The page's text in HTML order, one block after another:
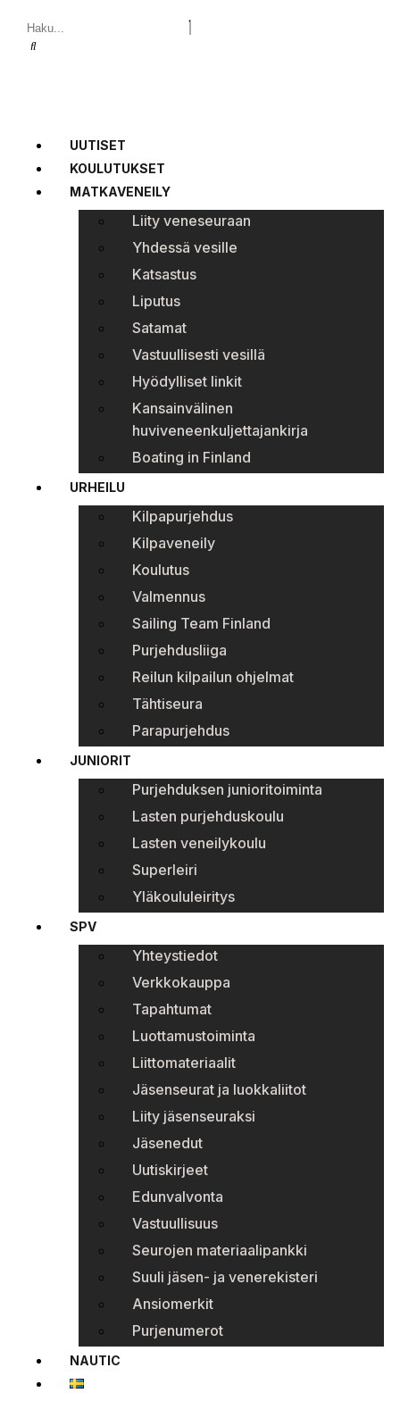
UUTISET
KOULUTUKSET
MATKAVENEILY
Liity veneseuraan
Yhdessä vesille
Katsastus
Liputus
Satamat
Vastuullisesti vesillä
Hyödylliset linkit
Kansainvälinen
huviveneenkuljettajankirja
Boating in Finland
URHEILU
Kilpapurjehdus
Kilpaveneily
Koulutus
Valmennus
Sailing Team Finland
Purjehdusliiga
Reilun kilpailun ohjelmat
Tähtiseura
Parapurjehdus
JUNIORIT
Purjehduksen junioritoiminta
Lasten purjehduskoulu
Lasten veneilykoulu
Superleiri
Yläkoululeiritys
SPV
Yhteystiedot
Verkkokauppa
Tapahtumat
Luottamustoiminta
Liittomateriaalit
Jäsenseurat ja luokkaliitot
Liity jäsenseuraksi
Jäsenedut
Uutiskirjeet
Edunvalvonta
Vastuullisuus
Seurojen materiaalipankki
Suuli jäsen- ja venerekisteri
Ansiomerkit
Purjenumerot
NAUTIC